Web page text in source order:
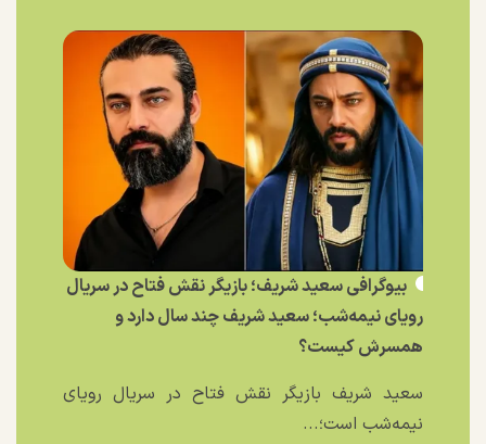
بیوگرافی سعید شریف؛ بازیگر نقش فتاح در سریال
رویای نیمه‌شب؛ سعید شریف چند سال دارد و
همسرش کیست؟
سعید شریف بازیگر نقش فتاح در سریال رویای
نیمه‌شب است؛...